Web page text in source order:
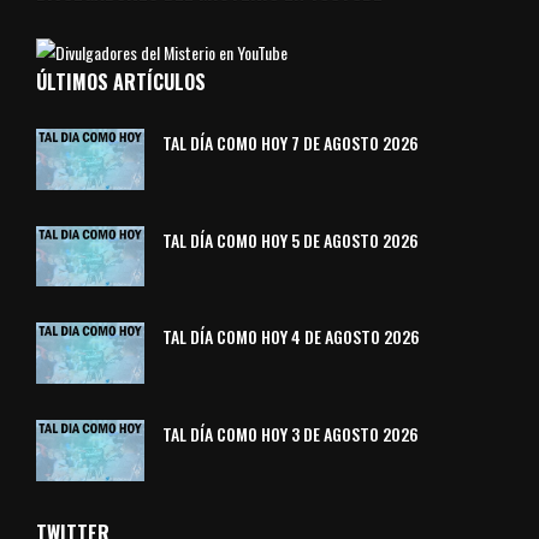
ÚLTIMOS ARTÍCULOS
TAL DÍA COMO HOY 7 DE AGOSTO 2026
TAL DÍA COMO HOY 5 DE AGOSTO 2026
TAL DÍA COMO HOY 4 DE AGOSTO 2026
TAL DÍA COMO HOY 3 DE AGOSTO 2026
TWITTER